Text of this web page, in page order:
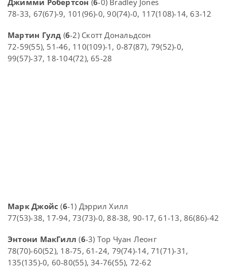
78-33, 67(67)-9, 101(96)-0, 90(74)-0, 117(108)-14, 63-12
Мартин Гулд (6-2) Скотт Дональдсон
72-59(55), 51-46, 110(109)-1, 0-87(87), 79(52)-0,
99(57)-37, 18-104(72), 65-28
Марк Джойс (6-1) Дэррил Хилл
77(53)-38, 17-94, 73(73)-0, 88-38, 90-17, 61-13, 86(86)-42
Энтони МакГилл (6-3) Тор Чуан Леонг
78(70)-60(52), 18-75, 61-24, 79(74)-14, 71(71)-31,
135(135)-0, 60-80(55), 34-76(55), 72-62